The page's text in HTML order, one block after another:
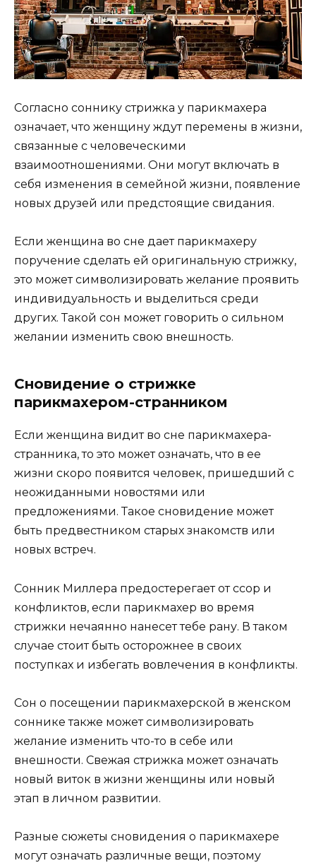
Согласно соннику стрижка у парикмахера
означает, что женщину ждут перемены в жизни,
связанные с человеческими
взаимоотношениями. Они могут включать в
себя изменения в семейной жизни, появление
новых друзей или предстоящие свидания.
Если женщина во сне дает парикмахеру
поручение сделать ей оригинальную стрижку,
это может символизировать желание проявить
индивидуальность и выделиться среди
других. Такой сон может говорить о сильном
желании изменить свою внешность.
Сновидение о стрижке
парикмахером-странником
Если женщина видит во сне парикмахера-
странника, то это может означать, что в ее
жизни скоро появится человек, пришедший с
неожиданными новостями или
предложениями. Такое сновидение может
быть предвестником старых знакомств или
новых встреч.
Сонник Миллера предостерегает от ссор и
конфликтов, если парикмахер во время
стрижки нечаянно нанесет тебе рану. В таком
случае стоит быть осторожнее в своих
поступках и избегать вовлечения в конфликты.
Сон о посещении парикмахерской в женском
соннике также может символизировать
желание изменить что-то в себе или
внешности. Свежая стрижка может означать
новый виток в жизни женщины или новый
этап в личном развитии.
Разные сюжеты сновидения о парикмахере
могут означать различные вещи, поэтому